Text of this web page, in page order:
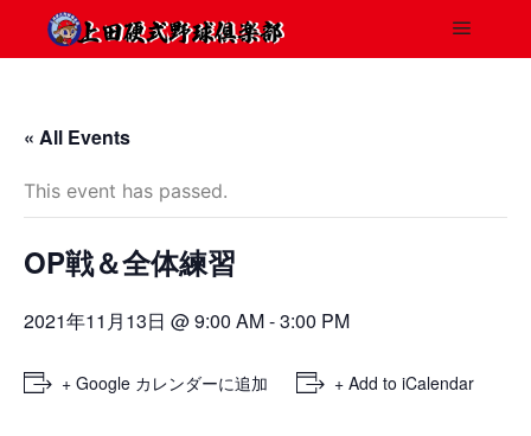
« All Events
This event has passed.
OP戦＆全体練習
2021年11月13日 @ 9:00 AM-3:00 PM
+ Google カレンダーに追加 + Add to iCalendar